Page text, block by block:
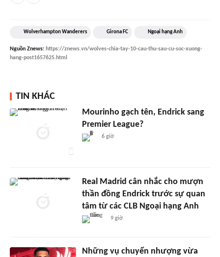
Wolverhampton Wanderers Girona FC Ngoại hạng Anh
Nguồn Znews: https://znews.vn/wolves-chia-tay-10-cau-thu-sau-cu-soc-xuong-
hang-post1657625.html
TIN KHÁC
Mourinho gạch tên, Endrick sang
Premier League?
6 giờ
Real Madrid cân nhắc cho mượn
thần đồng Endrick trước sự quan
tâm từ các CLB Ngoại hạng Anh
9 giờ
Những vụ chuyển nhượng vừa